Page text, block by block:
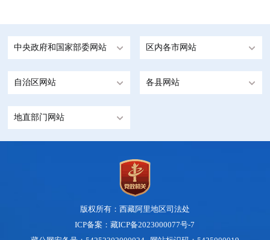
中央政府和国家部委网站 区内各市网站
自治区网站 各县网站
地直部门网站
版权所有：西藏阿里地区司法处
ICP备案：藏ICP备2023000077号-7